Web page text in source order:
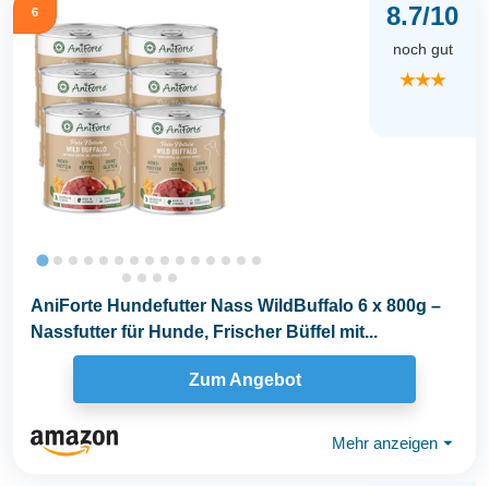
6 8.7/10
noch gut
★★★
AniForte Hundefutter Nass WildBuffalo 6 x 800g –
Nassfutter für Hunde, Frischer Büffel mit...
Zum Angebot
Mehr anzeigen ⏷